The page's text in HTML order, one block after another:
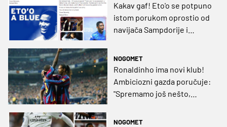
Kakav gaf! Eto'o se potpuno
istom porukom oprostio od
navijača Sampdorije i
NOGOMET
Ronaldinho ima novi klub!
Ambiciozni gazda poručuje:
"Spremamo još nešto,
NOGOMET